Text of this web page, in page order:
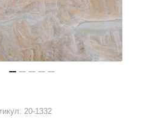
20-1332